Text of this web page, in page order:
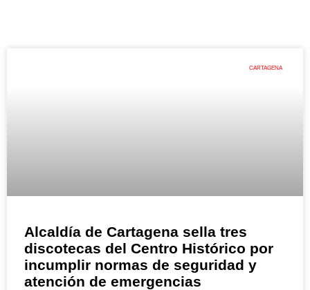
CARTAGENA
Alcaldía de Cartagena sella tres
discotecas del Centro Histórico por
incumplir normas de seguridad y
atención de emergencias